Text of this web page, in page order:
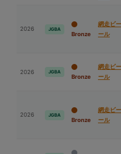
2026 JGBA
Bronze
網走ビ
ール
2026 JGBA
Bronze
網走ビ
ール
2026 JGBA
Bronze
網走ビ
ール